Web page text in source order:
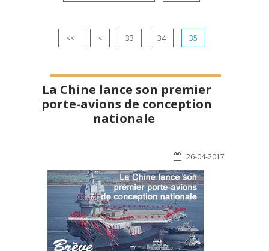
<< < 33 34 35
La Chine lance son premier
porte-avions de conception
nationale
26-04-2017